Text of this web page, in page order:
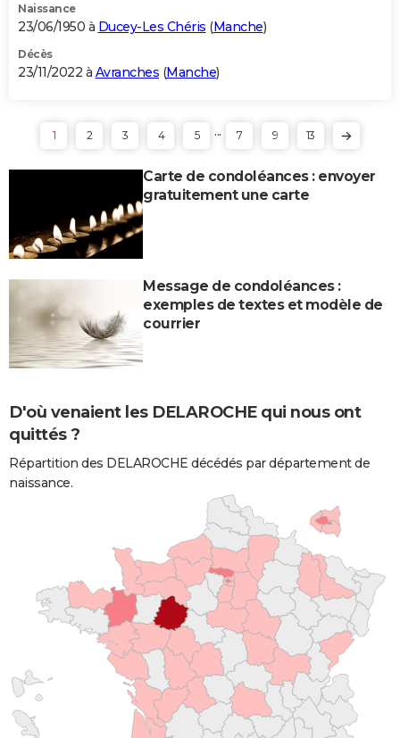
Naissance
23/06/1950 à Ducey-Les Chéris (Manche)
Décès
23/11/2022 à Avranches (Manche)
1 2 3 4 5 ... 7 9 13
Carte de condoléances : envoyer
gratuitement une carte
Message de condoléances :
exemples de textes et modèle de
courrier
D'où venaient les DELAROCHE qui nous ont
quittés ?
Répartition des DELAROCHE décédés par département de
naissance.